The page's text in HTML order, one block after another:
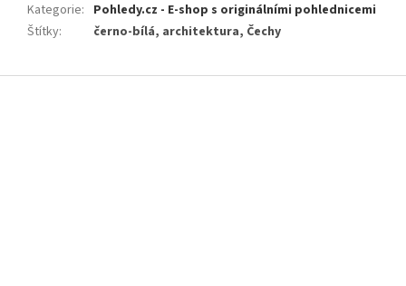
Kategorie: Pohledy.cz - E-shop s originálními pohlednicemi
Štítky: černo-bílá, architektura, Čechy